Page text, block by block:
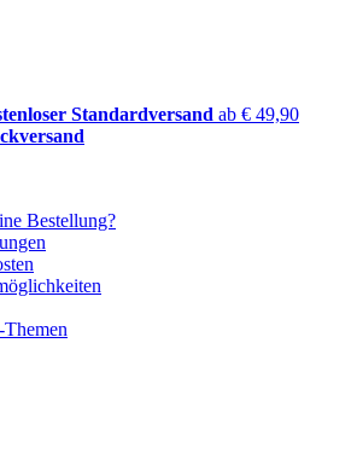
Standardversand ab € 49,90
Bestellung?